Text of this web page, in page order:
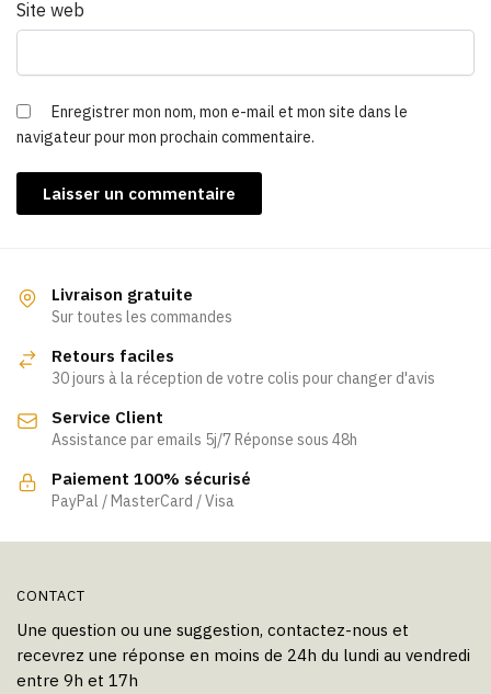
Site web
Enregistrer mon nom, mon e-mail et mon site dans le
navigateur pour mon prochain commentaire.
Livraison gratuite
Sur toutes les commandes
Retours faciles
30 jours à la réception de votre colis pour changer d'avis
Service Client
Assistance par emails 5j/7 Réponse sous 48h
Paiement 100% sécurisé
PayPal / MasterCard / Visa
CONTACT
Une question ou une suggestion, contactez-nous et
recevrez une réponse en moins de 24h du lundi au vendredi
entre 9h et 17h